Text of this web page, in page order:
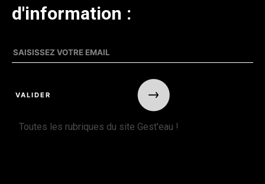
d'information :
Toutes les rubriques du site Gest'eau !